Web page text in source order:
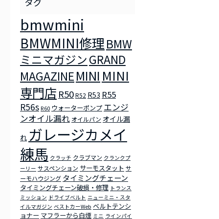
bmwmini
BMWMINI修理BMW
ミニマガジンGRAND
MAGAZINEMINI MINI
専門店 R50R52 R53 R55
R56s R60 ウォーターポンプ エンジ
ンオイル漏れ オイルパン オイル漏
れ ガレージカメイ
練馬 クラッチ クラブマン クランクプ
ーリー サスペンション サーモスタット サ
ーモハウジング タイミングチェーン
タイミングチェーン破損・修理 トランス
ミッション ドライブベルト ニューミニ・スタ
イルマガジン ベストカーWeb ベルトテンシ
ョナー マフラーから白煙 ミニ ラインパイ